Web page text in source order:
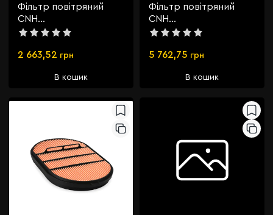
Фільтр повітряний
CNH
86998332>>243969A1
2 663,52 грн
В кошик
Фільтр повітряний
CNH
86998333>>243968A1
5 762,75 грн
В кошик